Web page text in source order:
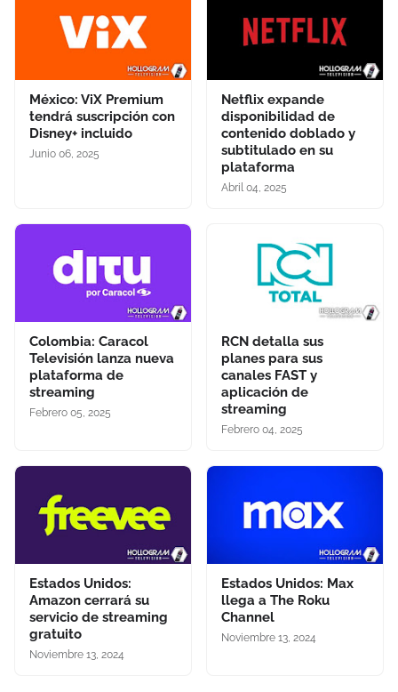
México: ViX Premium
tendrá suscripción con
Disney+ incluido
Junio 06, 2025
Netflix expande
disponibilidad de
contenido doblado y
subtitulado en su
plataforma
Abril 04, 2025
Colombia: Caracol
Televisión lanza nueva
plataforma de
streaming
Febrero 05, 2025
RCN detalla sus
planes para sus
canales FAST y
aplicación de
streaming
Febrero 04, 2025
Estados Unidos:
Amazon cerrará su
servicio de streaming
gratuito
Noviembre 13, 2024
Estados Unidos: Max
llega a The Roku
Channel
Noviembre 13, 2024